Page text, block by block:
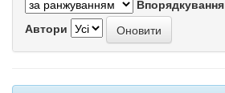
Впорядкування
Автори